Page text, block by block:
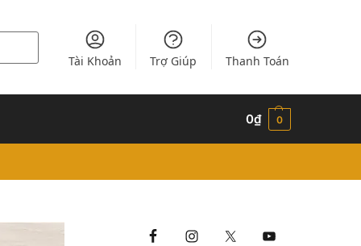
Tài Khoản Trợ Giúp Thanh Toán
0₫ 0